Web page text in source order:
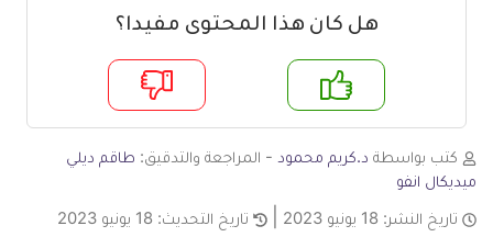
هل كان هذا المحتوى مفيدا؟
لا
كتب بواسطة د.كريم محمود - المراجعة والتدقيق: طاقم ديلي
ميديكال انفو
تاريخ النشر: 18 يونيو 2023 تاريخ التحديث: 18 يونيو 2023